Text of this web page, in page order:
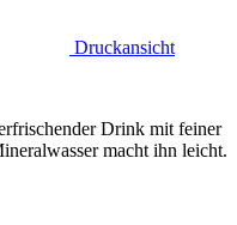
Druckansicht
Drink mit feiner
macht ihn leicht.